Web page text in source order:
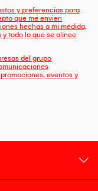
y preferencias para
que me envien
hechas a mi medida,
todo lo que se alinee
del grupo
eventos y